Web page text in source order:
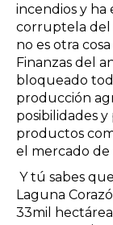
incendios y ha
corruptela del
no es otra
Finanzas del
bloqueado
producción
posibilidades
productos
el mercado de
Y tú sabes
Laguna
33mil